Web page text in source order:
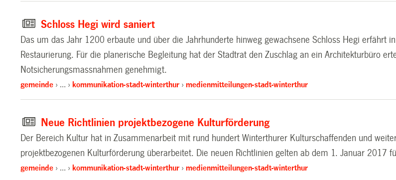
Schloss Hegi wird saniert
Das um das Jahr 1200 erbaute und über die Jahrhunderte hinweg gewachsene Schloss Hegi erfährt
Restaurierung. Für die planerische Begleitung hat der Stadtrat den Zuschlag an ein Architekturbüro
Notsicherungsmassnahmen genehmigt.
gemeinde … kommunikation-stadt-winterthur medienmitteilungen-stadt-winterthur
Neue Richtlinien projektbezogene Kulturförderung
Der Bereich Kultur hat in Zusammenarbeit mit rund hundert Winterthurer Kulturschaffenden und
projektbezogenen Kulturförderung überarbeitet. Die neuen Richtlinien gelten ab dem 1. Januar 2017
gemeinde … kommunikation-stadt-winterthur medienmitteilungen-stadt-winterthur